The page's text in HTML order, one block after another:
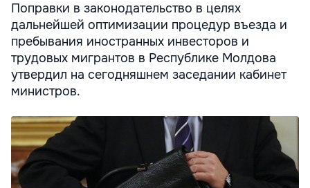
Поправки в законодательство в целях
дальнейшей оптимизации процедур въезда и
пребывания иностранных инвесторов и
трудовых мигрантов в Республике Молдова
утвердил на сегодняшнем заседании кабинет
министров.